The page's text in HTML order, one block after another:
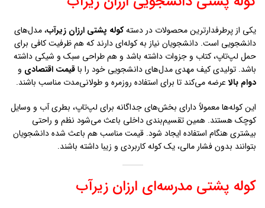
یکی از پرطرفدارترین محصولات در دستهکوله پشتی ارزان زيرآب، مدل‌های
دانشجویی است. دانشجویان نیاز به کوله‌ای دارند که هم ظرفیت کافی برای
حمل لپ‌تاپ، کتاب و جزوات داشته باشد و هم طراحی سبک و شیکی داشته
باشد. تولیدی کیف مهدی مدل‌های دانشجویی خود را باقیمت اقتصادی و
دوام بالا عرضه می‌کند تا برای استفاده روزمره و طولانی‌مدت مناسب باشند.
این کوله‌ها معمولاً دارای بخش‌های جداگانه برای لپ‌تاپ، بطری آب و وسایل
کوچک هستند. همین تقسیم‌بندی داخلی باعث می‌شود نظم و راحتی
بیشتری هنگام استفاده ایجاد شود. قیمت مناسب هم باعث شده دانشجویان
بتوانند بدون فشار مالی، یک کوله کاربردی و زیبا داشته باشند.
کوله پشتی مدرسه‌ای ارزان زيرآب